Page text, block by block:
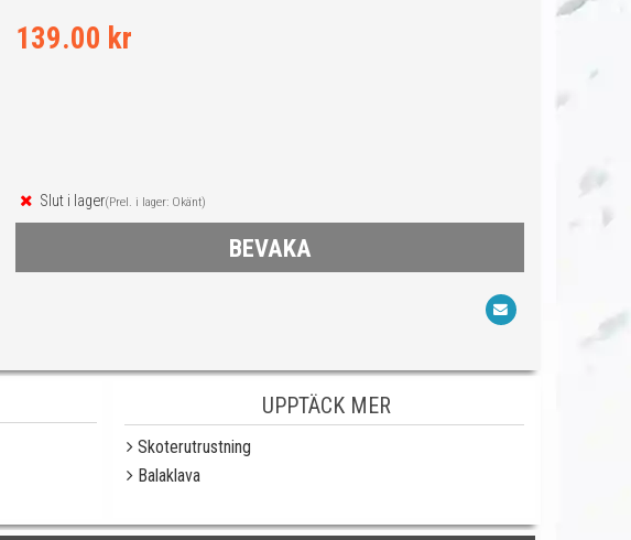
139.00 kr
Slut i lager(Prel. i lager: Okänt)
BEVAKA
UPPTÄCK MER
Skoterutrustning
Balaklava